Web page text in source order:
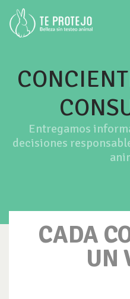
Entregamos
decisiones
CADA
UN